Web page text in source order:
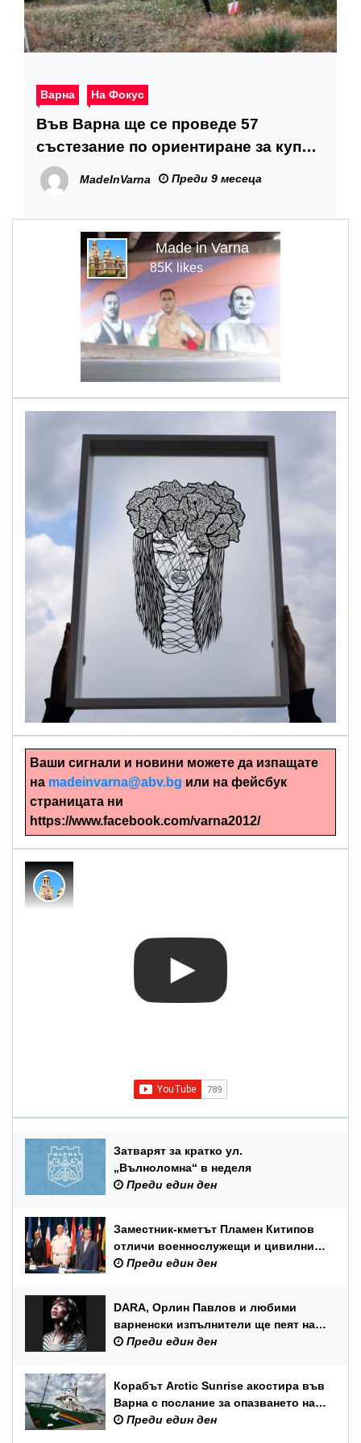
Варна На Фокус
Във Варна ще се проведе 57
състезание по ориентиране за купа
„Академик“
MadeInVarna Преди 9 месеца
Made in Varna
85K likes
Ръчно изрязани картини
Ваши сигнали и новини можете да изпащате
на madeinvarna@abv.bg или на фейсбук
страницата ни
https://www.facebook.com/varna2012/
Затварят за кратко ул.
„Вълноломна“ в неделя
Преди един ден
Заместник-кметът Пламен Китипов
отличи военнослужещи и цивилни
служители по повод Празника на
Преди един ден
DARA, Орлин Павлов и любими
варненски изпълнители ще пеят на
празника на Варна
Преди един ден
Корабът Arctic Sunrise акостира във
Варна с послание за опазването на
Черно море
Преди един ден